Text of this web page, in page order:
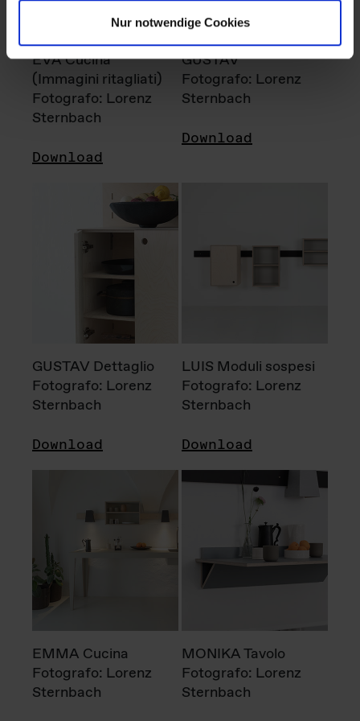
Nur notwendige Cookies
EVA Cucina
(Immagini ritagliati)
Fotografo: Lorenz
Sternbach
Download
GUSTAV
Fotografo: Lorenz
Sternbach
Download
GUSTAV Dettaglio
Fotografo: Lorenz
Sternbach
Download
LUIS Moduli sospesi
Fotografo: Lorenz
Sternbach
Download
EMMA Cucina
Fotografo: Lorenz
Sternbach
MONIKA Tavolo
Fotografo: Lorenz
Sternbach